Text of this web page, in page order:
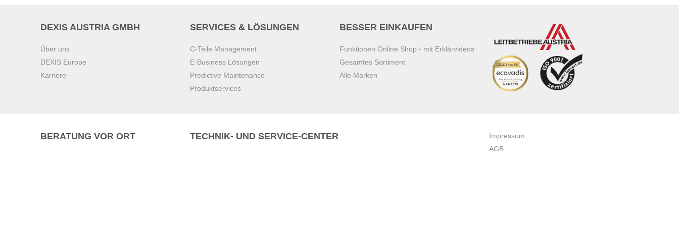
DEXIS AUSTRIA GMBH
Über uns
DEXIS Europe
Karriere
SERVICES & LÖSUNGEN
C-Teile Management
E-Business Lösungen
Predictive Maintenance
Produktservices
BESSER EINKAUFEN
Funktionen Online Shop - mit Erklärvideos
Gesamtes Sortiment
Alle Marken
BERATUNG VOR ORT TECHNIK- UND SERVICE-CENTER
Impressum
AGB